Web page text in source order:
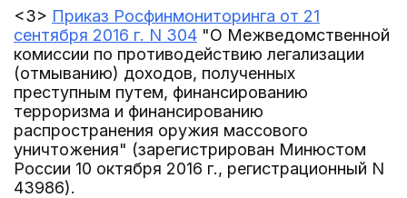
<3> Приказ Росфинмониторинга от 21
сентября 2016 г. N 304 "О Межведомственной
комиссии по противодействию легализации
(отмыванию) доходов, полученных
преступным путем, финансированию
терроризма и финансированию
распространения оружия массового
уничтожения" (зарегистрирован Минюстом
России 10 октября 2016 г., регистрационный N
43986).